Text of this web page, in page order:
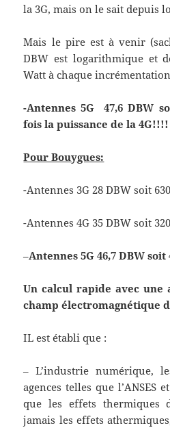
la 3G, mais on le sait depuis
Mais le pire est à venir
DBW est logarithmique et
Watt à chaque
-Antennes 5G 47,6 DBW
fois la puissance de la 4G!!!!
Pour Bouygues:
-Antennes 3G 28 DBW soit
-Antennes 4G 35 DBW soit
–Antennes 5G 46,7 DBW soit
Un calcul rapide avec une
champ électromagnétique
IL est établi que :
– L’industrie numérique,
agences telles que l’ANSES
que les effets thermiques
jamais les effets